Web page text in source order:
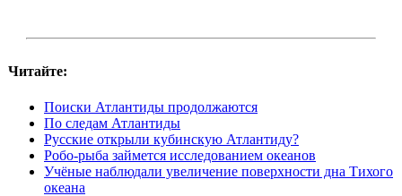
Читайте:
Поиски Атлантиды продолжаются
По следам Атлантиды
Русские открыли кубинскую Атлантиду?
Робо-рыба займется исследованием океанов
Учёные наблюдали увеличение поверхности дна Тихого
океана